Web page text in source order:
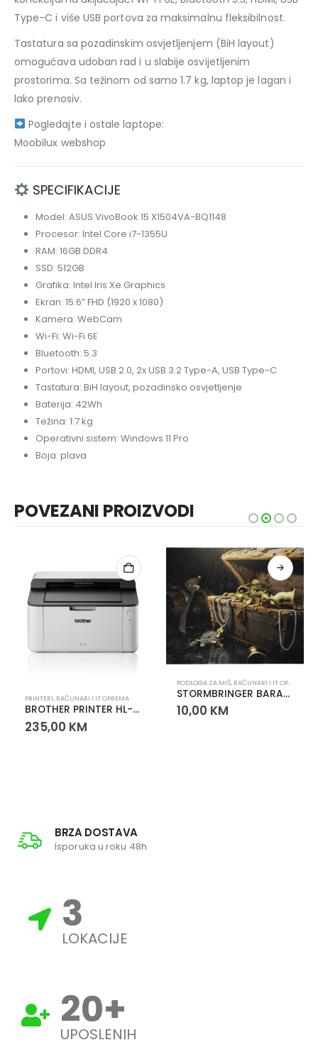
Type-C i više USB portova za maksimalnu fleksibilnost.
Tastatura sa pozadinskim osvjetljenjem (BiH layout)
omogućava udoban rad i u slabije osvijetljenim
prostorima. Sa težinom od samo 1.7 kg, laptop je lagan i
lako prenosiv.
Pogledajte i ostale laptope:
Moobilux webshop
SPECIFIKACIJE
Model: ASUS VivoBook 15 X1504VA-BQ1148
Procesor: Intel Core i7-1355U
RAM: 16GB DDR4
SSD: 512GB
Grafika: Intel Iris Xe Graphics
Ekran: 15.6” FHD (1920 x 1080)
Kamera: WebCam
Wi-Fi: Wi-Fi 6E
Bluetooth: 5.3
Portovi: HDMI, USB 2.0, 2x USB 3.2 Type-A, USB Type-C
Tastatura: BiH layout, pozadinsko osvjetljenje
Baterija: 42Wh
Težina: 1.7 kg
Operativni sistem: Windows 11 Pro
Boja: plava
POVEZANI PROIZVODI
PRINTERI, RAČUNARI I IT OPREMA
BROTHER PRINTER HL-1110E
235,00 KM
PODLOGA ZA MIŠ, RAČUNARI I IT OPREMA
STORMBRINGER BARACUDA Podloga za miš
10,00 KM
BRZA DOSTAVA
Isporuka u roku 48h
3
LOKACIJE
20+
UPOSLENIH